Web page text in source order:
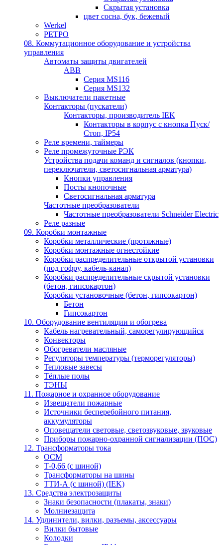
Скрытая установка
цвет сосна, бук, бежевый
Werkel
РЕТРО
08. Коммутационное оборудование и устройства
управления
Автоматы защиты двигателей
ABB
Серия MS116
Серия MS132
Выключатели пакетные
Контакторы (пускатели)
Контакторы, производитель IEK
Контакторы в корпус с кнопка Пуск/
Стоп, IP54
Реле времени, таймеры
Реле промежуточные РЭК
Устройства подачи команд и сигналов (кнопки,
переключатели, светосигнальная арматура)
Кнопки управления
Посты кнопочные
Светосигнальная арматура
Частотные преобразователи
Частотные преобразователи Schneider Electric
Реле разные
09. Коробки монтажные
Коробки металлические (протяжные)
Коробки монтажные огнестойкие
Коробки распределительные открытой установки
(под гофру, кабель-канал)
Коробки распределительные скрытой установки
(бетон, гипсокартон)
Коробки установочные (бетон, гипсокартон)
Бетон
Гипсокартон
10. Оборудование вентиляции и обогрева
Кабель нагревательный, саморегулирующийся
Конвекторы
Обогреватели масляные
Регуляторы температуры (терморегуляторы)
Тепловые завесы
Тёплые полы
ТЭНЫ
11. Пожарное и охранное оборудование
Извещатели пожарные
Источники бесперебойного питания,
аккумуляторы
Оповещатели световые, светозвуковые, звуковые
Приборы пожарно-охранной сигнализации (ПОС)
12. Трансформаторы тока
ОСМ
Т-0,66 (с шиной)
Трансформаторы на шины
ТТИ-А (с шиной) (IEK)
13. Средства электрозащиты
Знаки безопасности (плакаты, знаки)
Молниезащита
14. Удлинители, вилки, разъемы, аксессуары
Вилки бытовые
Колодки